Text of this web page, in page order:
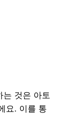
는 것은 아토
요. 이를 통